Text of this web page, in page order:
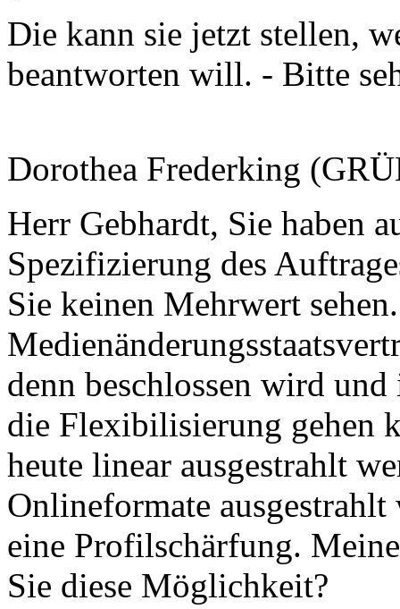
Die kann sie jetzt stellen,
beantworten will. - Bitte
Dorothea Frederking
Herr Gebhardt, Sie haben
Spezifizierung des
Sie keinen Mehrwert
denn beschlossen wird
die Flexibilisierung gehen
heute linear ausgestrahlt
Onlineformate
eine Profilschärfung.
Sie diese Möglichkeit?